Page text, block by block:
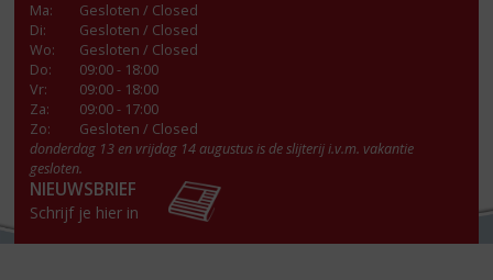
Ma:
Gesloten / Closed
Di:
Gesloten / Closed
Wo:
Gesloten / Closed
Do:
09:00 - 18:00
Vr:
09:00 - 18:00
Za:
09:00 - 17:00
Zo:
Gesloten / Closed
donderdag 13 en vrijdag 14 augustus is de slijterij i.v.m. vakantie
gesloten.
NIEUWSBRIEF
Schrijf je hier in